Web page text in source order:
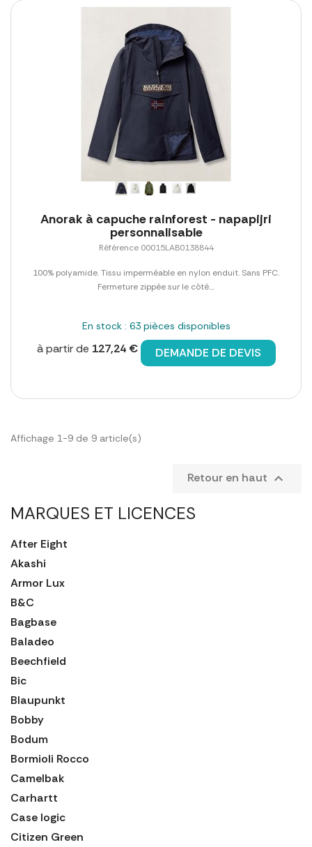
MARQUES ET LICENCES
After Eight
Akashi
Armor Lux
B&C
Bagbase
Baladeo
Beechfield
Bic
Blaupunkt
Bobby
Bodum
Bormioli Rocco
Camelbak
Carhartt
Case logic
Citizen Green
Anorak à capuche rainforest - napapijri
personnalisable
Référence 00015LAB0138844
100% polyamide. Tissu imperméable en nylon enduit. Sans PFC.
Fermeture zippée sur le côté....
En stock : 63 pièces disponibles
à partir de 127,24 € DEMANDE DE DEVIS
Affichage 1-9 de 9 article(s)
Retour en haut 